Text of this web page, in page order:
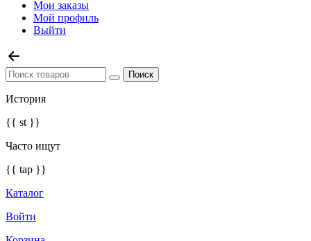
Мои заказы
Мой профиль
Выйти
История
{{ st }}
Часто ищут
{{ tap }}
Каталог
Войти